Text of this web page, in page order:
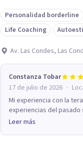
Personalidad borderline
Life Coaching
Av. Las Condes, Las
Constanza Tobar
17 de julio de 2026 ·
Mi experiencia con la
experiencias del pasado
Leer más